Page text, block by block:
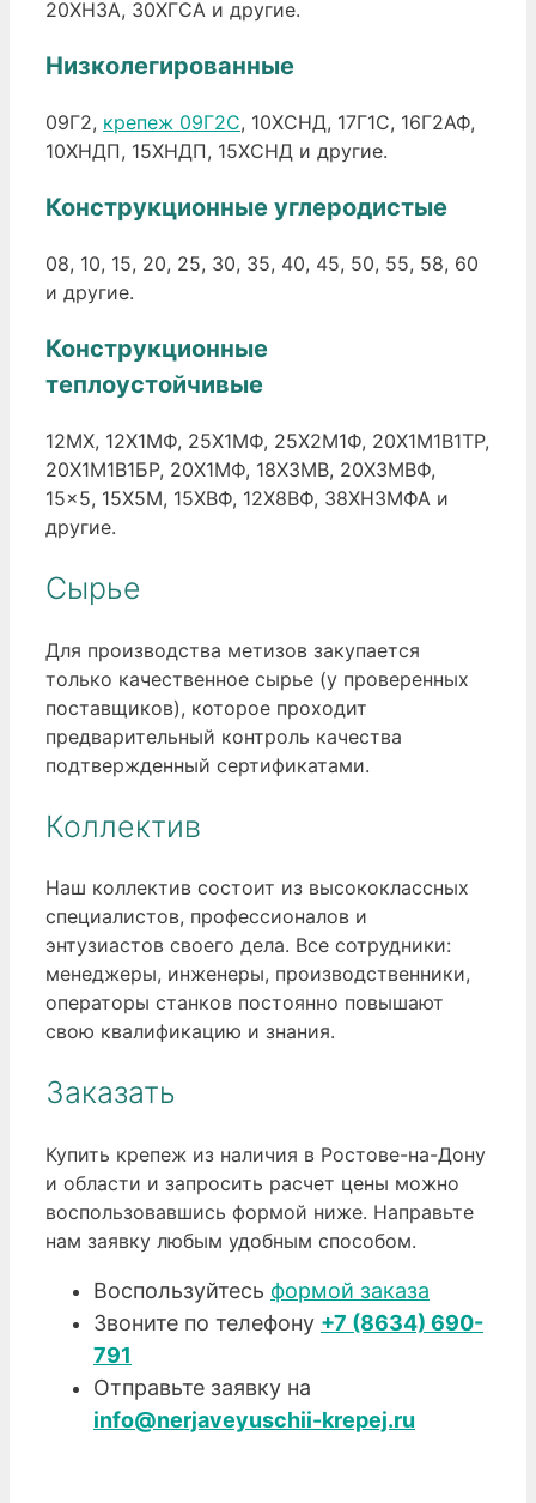
20ХН3А, 30ХГСА и другие.
Низколегированные
09Г2, крепеж 09Г2С, 10ХСНД, 17Г1С, 16Г2АФ,
10ХНДП, 15ХНДП, 15ХСНД и другие.
Конструкционные углеродистые
08, 10, 15, 20, 25, 30, 35, 40, 45, 50, 55, 58, 60
и другие.
Конструкционные
теплоустойчивые
12МХ, 12Х1МФ, 25Х1МФ, 25Х2М1Ф, 20Х1М1В1ТР,
20Х1М1В1БР, 20Х1МФ, 18Х3МВ, 20Х3МВФ,
15×5, 15Х5М, 15ХВФ, 12Х8ВФ, 38ХН3МФА и
другие.
Сырье
Для производства метизов закупается
только качественное сырье (у проверенных
поставщиков), которое проходит
предварительный контроль качества
подтвержденный сертификатами.
Коллектив
Наш коллектив состоит из высококлассных
специалистов, профессионалов и
энтузиастов своего дела. Все сотрудники:
менеджеры, инженеры, производственники,
операторы станков постоянно повышают
свою квалификацию и знания.
Заказать
Купить крепеж из наличия в Ростове-на-Дону
и области и запросить расчет цены можно
воспользовавшись формой ниже. Направьте
нам заявку любым удобным способом.
Воспользуйтесь формой заказа
Звоните по телефону +7 (8634) 690-
791
Отправьте заявку на
info@nerjaveyuschii-krepej.ru